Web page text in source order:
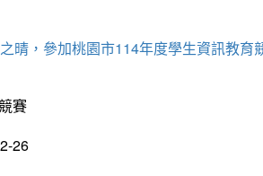
晴，參加桃園市114年度學生資訊教育
賽
26